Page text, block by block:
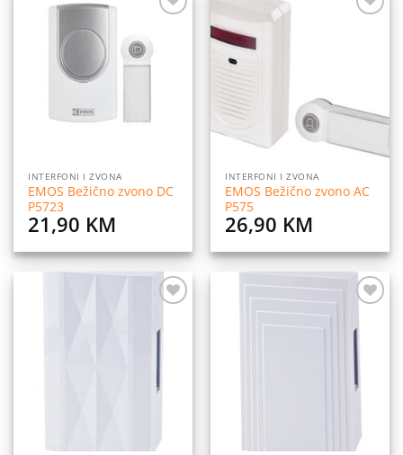
INTERFONI I ZVONA
EMOS Bežično zvono DC
P5723
21,90 KM
INTERFONI I ZVONA
EMOS Bežično zvono AC
P575
26,90 KM
želja